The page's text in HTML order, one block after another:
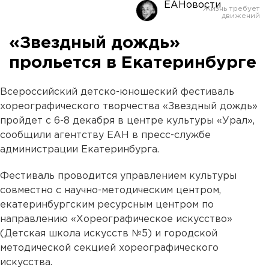
ЕАНовости
«Звездный дождь»
прольется в Екатеринбурге
Всероссийский детско-юношеский фестиваль
хореографического творчества «Звездный дождь»
пройдет с 6-8 декабря в центре культуры «Урал»,
сообщили агентству ЕАН в пресс-службе
администрации Екатеринбурга.
Фестиваль проводится управлением культуры
совместно с научно-методическим центром,
екатеринбургским ресурсным центром по
направлению «Хореографическое искусство»
(Детская школа искусств №5) и городской
методической секцией хореографического
искусства.